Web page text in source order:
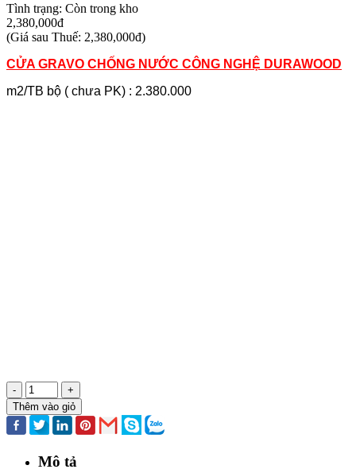
Tình trạng: Còn trong kho
2,380,000đ
(Giá sau Thuế: 2,380,000đ)
CỬA GRAVO CHỐNG NƯỚC CÔNG NGHỆ DURAWOOD
m2/TB bộ ( chưa PK) : 2.380.000
-
+
Thêm vào giỏ
Mô tả